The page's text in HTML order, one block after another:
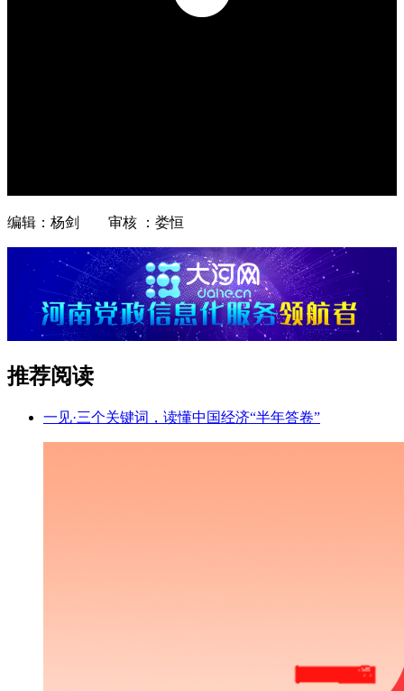
编辑：杨剑 审核 ：娄恒
推荐阅读
一见·三个关键词，读懂中国经济“半年答卷”